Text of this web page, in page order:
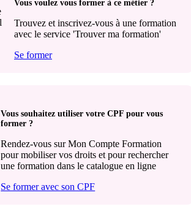
Vous voulez vous former à ce métier ?
Trouvez et inscrivez-vous à une formation
avec le service 'Trouver ma formation'
Se former
Vous souhaitez utiliser votre CPF pour vous
former ?
Rendez-vous sur Mon Compte Formation
pour mobiliser vos droits et pour rechercher
une formation dans le catalogue en ligne
Se former avec son CPF